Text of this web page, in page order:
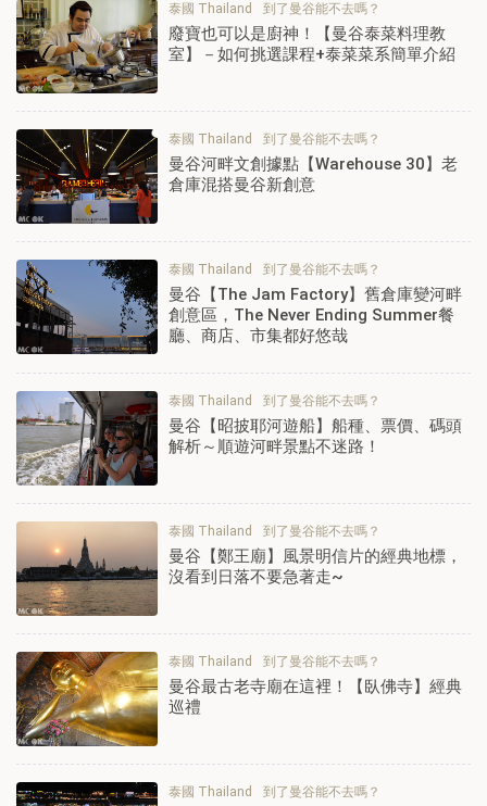
泰國 Thailand 到了曼谷能不去嗎？
廢寶也可以是廚神！【曼谷泰菜料理教
室】－如何挑選課程+泰菜菜系簡單介紹
泰國 Thailand 到了曼谷能不去嗎？
曼谷河畔文創據點【Warehouse 30】老
倉庫混搭曼谷新創意
泰國 Thailand 到了曼谷能不去嗎？
曼谷【The Jam Factory】舊倉庫變河畔
創意區，The Never Ending Summer餐
廳、商店、市集都好悠哉
泰國 Thailand 到了曼谷能不去嗎？
曼谷【昭披耶河遊船】船種、票價、碼頭
解析～順遊河畔景點不迷路！
泰國 Thailand 到了曼谷能不去嗎？
曼谷【鄭王廟】風景明信片的經典地標，
沒看到日落不要急著走~
泰國 Thailand 到了曼谷能不去嗎？
曼谷最古老寺廟在這裡！【臥佛寺】經典
巡禮
泰國 Thailand 到了曼谷能不去嗎？